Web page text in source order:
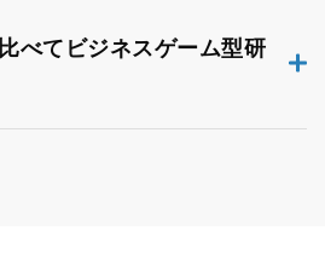
べてビジネスゲーム型研